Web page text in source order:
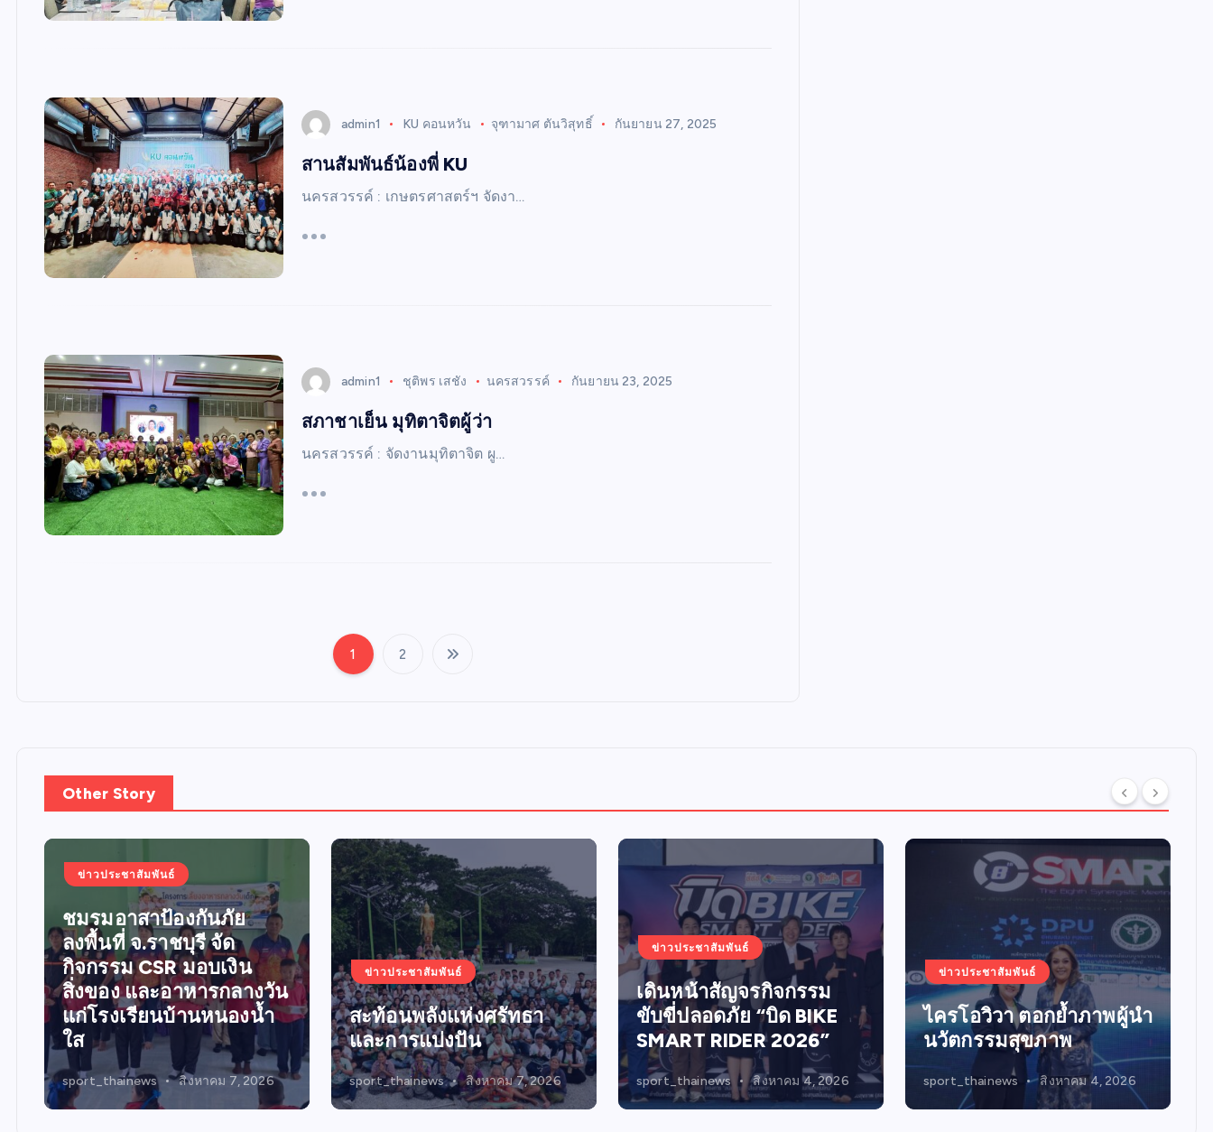
admin1 KU คอนหวัน จุฑามาศ ตันวิสุทธิ์ กันยายน 27, 2025
สานสัมพันธ์น้องพี่ KU
นครสวรรค์ : เกษตรศาสตร์ฯ จัดงา…
admin1 ชุติพร เสชัง นครสวรรค์ กันยายน 23, 2025
สภาชาเย็น มุทิตาจิตผู้ว่า
นครสวรรค์ : จัดงานมุทิตาจิต ผู…
t
s
p
a
g
i
1 2
Other Story
ข่าวประชาสัมพันธ์
สะท้อนพลังแห่งศรัทธา
และการแบ่งปัน
sport_thainews สิงหาคม 7, 2026
ข่าวประชาสัมพันธ์
เดินหน้าสัญจรกิจกรรม
ขับขี่ปลอดภัย “บิด BIKE
SMART RIDER 2026”
sport_thainews สิงหาคม 4, 2026
ข่าวประชาสัมพันธ์
ไครโอวิวา ตอกย้ำภาพผู้นำ
นวัตกรรมสุขภาพ
sport_thainews สิงหาคม 4, 2026
ข่าวประชาสัมพันธ์
New Take Home
admin1 สิงหาคม 1, 2026